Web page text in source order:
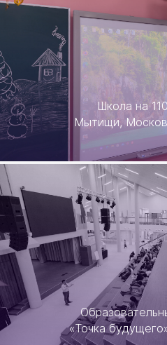
Школа на
Мытищи,
«Точка